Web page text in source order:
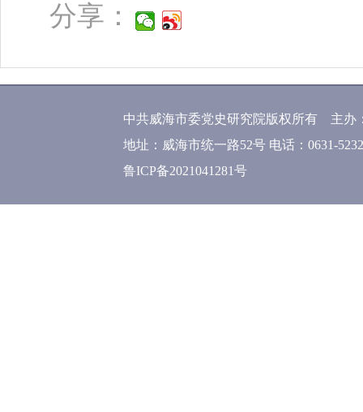
分享：
中共威海市委党史研究院版权所有 主办
地址：威海市统一路52号 电话：0631-
鲁ICP备2021041281号